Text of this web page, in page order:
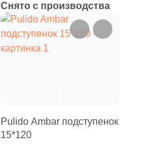
Снято с производства
Pulido Ambar подступенок
15*120